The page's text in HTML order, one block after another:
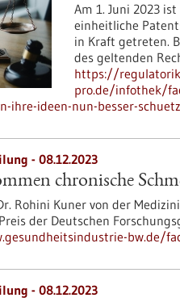
Am 1. Juni 2023
einheitliche
in Kraft getreten.
des geltenden
https://
pro.de/infothek/
ihre-ideen-nun-besser-
- 08.12.2023
chronische
Rohini Kuner von der
der Deutschen
bw.de/
- 08.12.2023